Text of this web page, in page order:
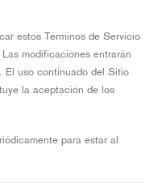
estos Términos de Servicio
modificaciones entrarán
El uso continuado del Sitio
la aceptación de los
para estar al